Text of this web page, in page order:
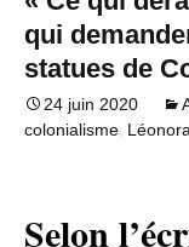
qui
statues de
24 juin 2020
colonialisme,
Selon